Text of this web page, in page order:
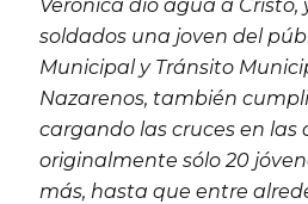
Verónica dio agua a
soldados una joven del
Municipal y Tránsito
Nazarenos, también
cargando las cruces en
originalmente sólo 20
más, hasta que entre